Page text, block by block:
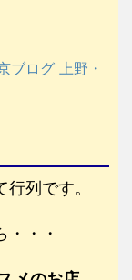
列です。
・・